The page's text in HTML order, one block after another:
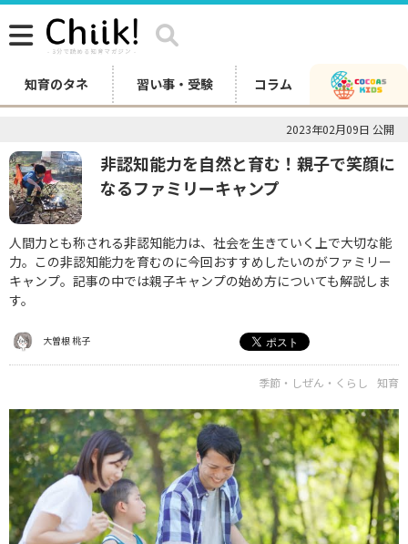
知育のタネ 習い事・受験 コラム
2023年02月09日 公開
非認知能力を自然と育む！親子で笑顔に
なるファミリーキャンプ
人間力とも称される非認知能力は、社会を生きていく上で大切な能
力。この非認知能力を育むのに今回おすすめしたいのがファミリー
キャンプ。記事の中では親子キャンプの始め方についても解説しま
す。
大曽根 桃子
季節・しぜん・くらし 知育